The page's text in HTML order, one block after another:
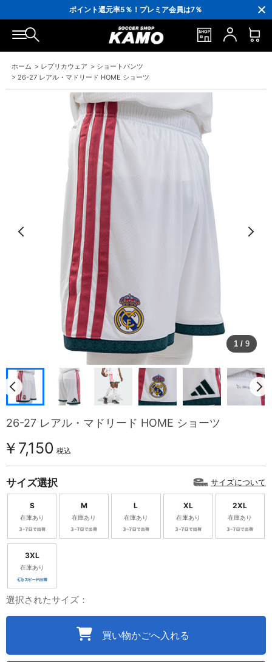
ポイント還元率5％！プレミア会員は7％
会員の方にはお誕生月に「10％OFFクーポン」プレゼント！
16,000円(税込)以上でシューズケースプレゼント！
3,300円(税込)以上で送料無料！
ホーム > レプリカウェア > ショートパンツ
> 26-27 レアル・マドリード HOME ショーツ
1 / 9
26-27 レアル・マドリード HOME ショーツ
￥7,150 税込
サイズ選択 サイズについて
S
在庫あり
M
在庫あり
L
在庫あり
XL
在庫あり
2XL
在庫あり
3XL
在庫あり
選択されたサイズ：
買い物かごへ入れる